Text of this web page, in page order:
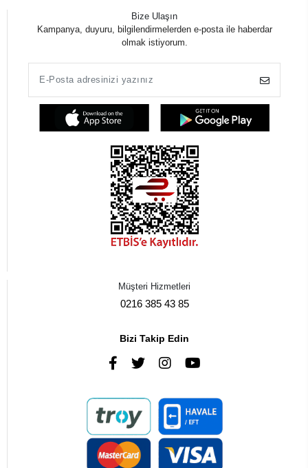
Bize Ulaşın
Kampanya, duyuru, bilgilendirmelerden e-posta ile haberdar
olmak istiyorum.
Müşteri Hizmetleri
0216 385 43 85
Bizi Takip Edin